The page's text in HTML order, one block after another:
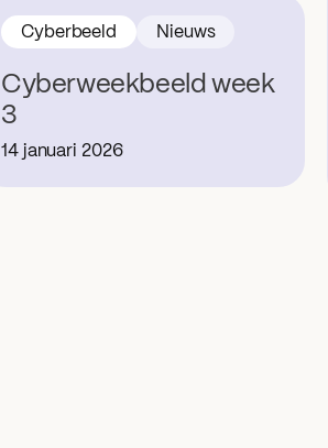
Cyberweekbeeld week
3
Cyberbeeld Nieuws
14 januari 2026